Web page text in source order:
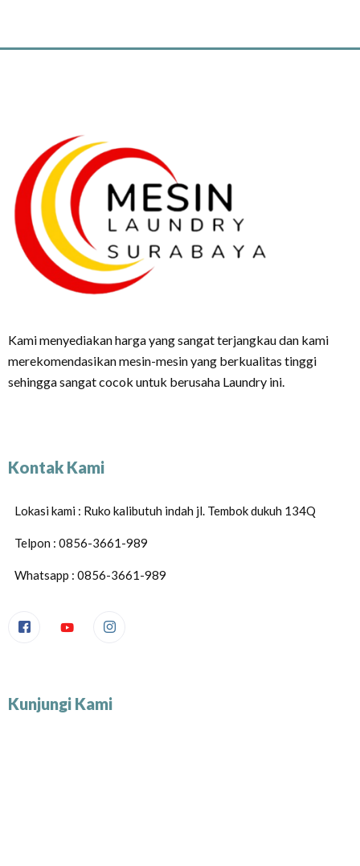
Kami menyediakan harga yang sangat terjangkau dan kami
merekomendasikan mesin-mesin yang berkualitas tinggi
sehingga sangat cocok untuk berusaha Laundry ini.
Kontak Kami
Lokasi kami : Ruko kalibutuh indah jl. Tembok dukuh 134Q
Telpon : 0856-3661-989
Whatsapp : 0856-3661-989
Kunjungi Kami